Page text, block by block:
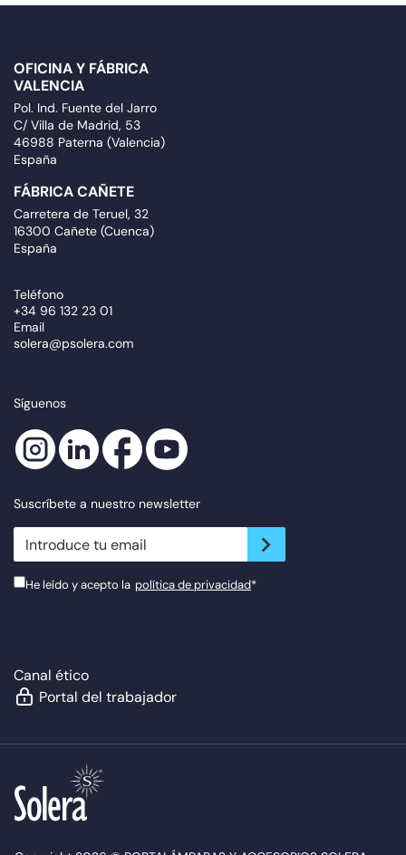
OFICINA Y FÁBRICA
VALENCIA
Pol. Ind. Fuente del Jarro
C/ Villa de Madrid, 53
46988 Paterna (Valencia)
España
FÁBRICA CAÑETE
Carretera de Teruel, 32
16300 Cañete (Cuenca)
España
Teléfono
+34 96 132 23 01
Email
solera@psolera.com
Síguenos
Suscríbete a nuestro newsletter
newsletter.suscribe
He leído y acepto la política de privacidad*
Canal ético
Portal del trabajador